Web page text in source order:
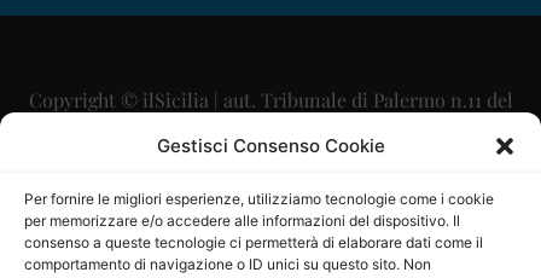
Gestisci Consenso Cookie
Per fornire le migliori esperienze, utilizziamo tecnologie come i cookie
per memorizzare e/o accedere alle informazioni del dispositivo. Il
consenso a queste tecnologie ci permetterà di elaborare dati come il
comportamento di navigazione o ID unici su questo sito. Non
Copyright © ilSicilia | aut. Tribunale di Palermo n.11 del
29/09/2015
Direttore Editoriale: Maurizio Scaglione